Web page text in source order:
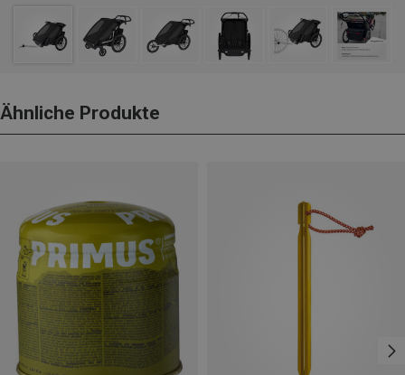
Ähnliche Produkte